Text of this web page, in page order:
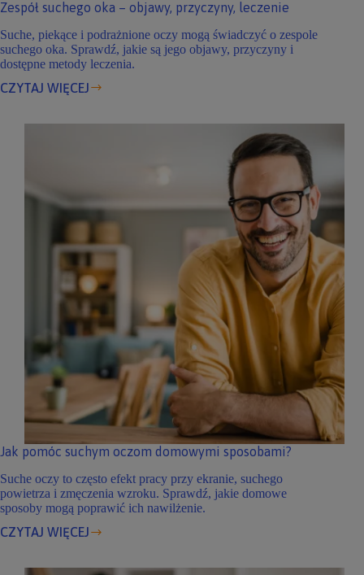
Zespół suchego oka – objawy, przyczyny, leczenie
Suche, piekące i podrażnione oczy mogą świadczyć o zespole
suchego oka. Sprawdź, jakie są jego objawy, przyczyny i
dostępne metody leczenia.
CZYTAJ WIĘCEJ
Zespół
oka
Jak pomóc suchym oczom domowymi sposobami?
Suche oczy to często efekt pracy przy ekranie, suchego
powietrza i zmęczenia wzroku. Sprawdź, jakie domowe
sposoby mogą poprawić ich nawilżenie.
CZYTAJ WIĘCEJ
Jak
suchym